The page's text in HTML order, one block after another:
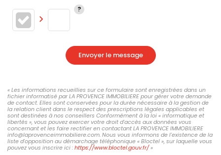
Envoyer le message
« Les informations recueillies sur ce formulaire sont enregistrées dans un
fichier informatisé par LA PROVENCE IMMOBILIERE pour gérer votre demande
de contact. Elles sont conservées pour la durée nécessaire à la gestion de
la relation client dans le respect des prescriptions légales applicables et
sont destinées à nos conseillers Conformément à la loi « informatique et
libertés », vous pouvez exercer votre droit d'accès aux données vous
concernant et les faire rectifier en contactant LA PROVENCE IMMOBILIERE
info@laprovenceimmobiliere.com. Nous vous informons de l'existence de la
liste d'opposition au démarchage téléphonique « Bloctel », sur laquelle vous
pouvez vous inscrire ici : https://www.bloctel.gouv.fr/»